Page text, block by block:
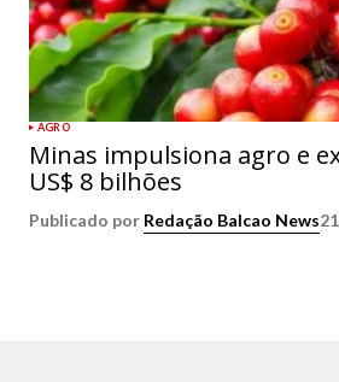
AGRO
Minas impulsiona agro e
US$ 8 bilhões
Publicado por Redação Balcao News